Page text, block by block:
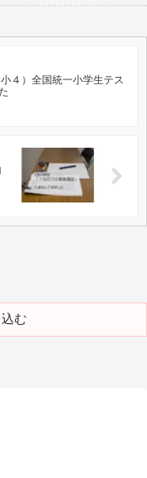
４）全国統一小学生テス
む